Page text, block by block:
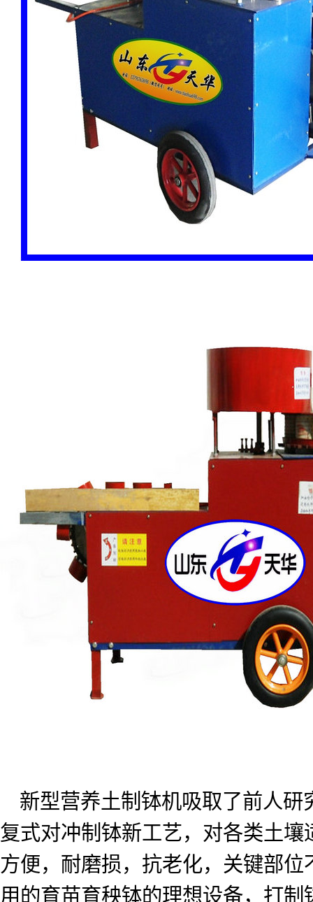
新型营养土制钵机吸取了前人
复式对冲制钵新工艺，对各类土
方便，耐磨损，抗老化，关键部
用的育苗育秧钵的理想设备，打